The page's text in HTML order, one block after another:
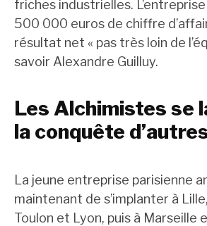
friches industrielles.
500 000 euros de chiffre
résultat net « pas très loin de
savoir Alexandre Guilluy.
Les Alchimistes se
la conquête
La jeune entreprise parisienne
maintenant de s’implanter à
Toulon et Lyon, puis à Marseille